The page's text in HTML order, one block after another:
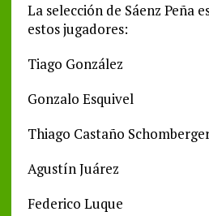
La selección de Sáenz Peña
estos jugadores:
Tiago González
Gonzalo Esquivel
Thiago Castaño
Agustín Juárez
Federico Luque